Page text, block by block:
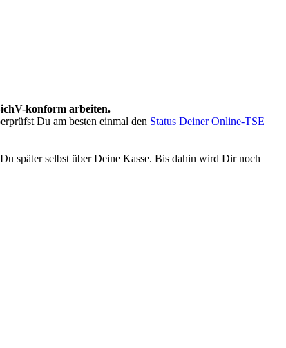
-konform arbeiten.
üfst Du am besten einmal den Status Deiner Online-TSE
Du später selbst über Deine Kasse. Bis dahin wird Dir noch